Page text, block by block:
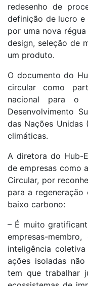
redesenho de
definição de lucro e
por uma nova
design, seleção de
um produto.
O documento do
circular como
nacional para o
Desenvolvimento
das Nações Unidas
climáticas.
A diretora do Hub-
de empresas como
Circular, por
para a
baixo carbono:
– É muito
empresas-
inteligência
ações isoladas
tem que trabalhar